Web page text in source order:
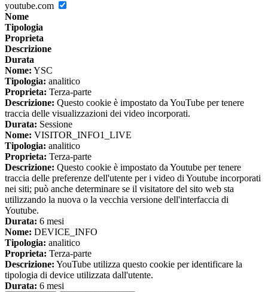
youtube.com
Nome
Tipologia
Proprieta
Descrizione
Durata
Nome: YSC
Tipologia: analitico
Proprieta: Terza-parte
Descrizione: Questo cookie è impostato da YouTube per tenere
traccia delle visualizzazioni dei video incorporati.
Durata: Sessione
Nome: VISITOR_INFO1_LIVE
Tipologia: analitico
Proprieta: Terza-parte
Descrizione: Questo cookie è impostato da Youtube per tenere
traccia delle preferenze dell'utente per i video di Youtube incorporati
nei siti; può anche determinare se il visitatore del sito web sta
utilizzando la nuova o la vecchia versione dell'interfaccia di
Youtube.
Durata: 6 mesi
Nome: DEVICE_INFO
Tipologia: analitico
Proprieta: Terza-parte
Descrizione: YouTube utilizza questo cookie per identificare la
tipologia di device utilizzata dall'utente.
Durata: 6 mesi